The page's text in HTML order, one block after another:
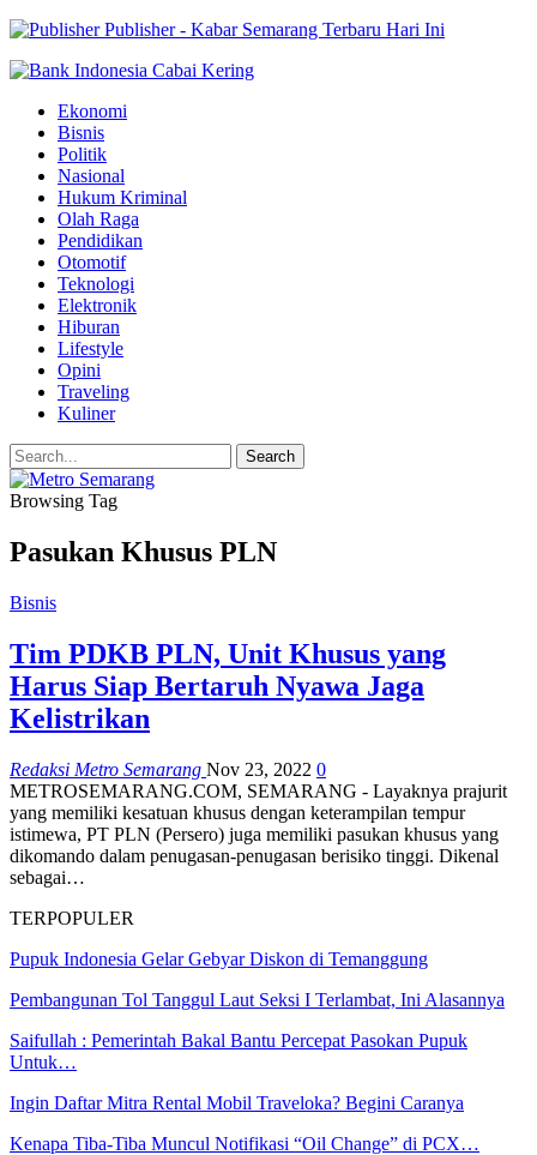
Publisher - Kabar Semarang Terbaru Hari Ini
Ekonomi
Bisnis
Politik
Nasional
Hukum Kriminal
Olah Raga
Pendidikan
Otomotif
Teknologi
Elektronik
Hiburan
Lifestyle
Opini
Traveling
Kuliner
Browsing Tag
Pasukan Khusus PLN
Bisnis
Tim PDKB PLN, Unit Khusus yang
Harus Siap Bertaruh Nyawa Jaga
Kelistrikan
Redaksi Metro Semarang Nov 23, 2022 0
METROSEMARANG.COM, SEMARANG - Layaknya prajurit
yang memiliki kesatuan khusus dengan keterampilan tempur
istimewa, PT PLN (Persero) juga memiliki pasukan khusus yang
dikomando dalam penugasan-penugasan berisiko tinggi. Dikenal
sebagai…
TERPOPULER
Pupuk Indonesia Gelar Gebyar Diskon di Temanggung
Pembangunan Tol Tanggul Laut Seksi I Terlambat, Ini Alasannya
Saifullah : Pemerintah Bakal Bantu Percepat Pasokan Pupuk
Untuk…
Ingin Daftar Mitra Rental Mobil Traveloka? Begini Caranya
Kenapa Tiba-Tiba Muncul Notifikasi “Oil Change” di PCX…